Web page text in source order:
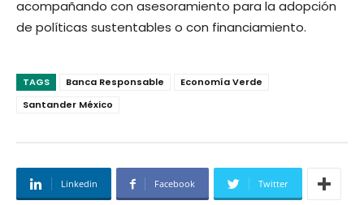
acompañando con asesoramiento para la adopción
de políticas sustentables o con financiamiento.
TAGS Banca Responsable
Economía Verde
Santander México
Linkedin Facebook Twitter